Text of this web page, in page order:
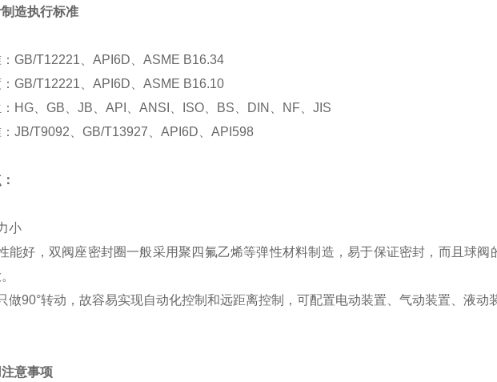
造执行标准
GB/T12221、API6D、ASME B16.34
GB/T12221、API6D、ASME B16.10
HG、GB、JB、API、ANSI、ISO、BS、DIN、NF、JIS
JB/T9092、GB/T13927、API6D、API598
小
能好，双阀座密封圈一般采用聚四氟乙烯等弹性材料制造，易于保证密封，而且球阀
做90°转动，故容易实现自动化控制和远距离控制，可配置电动装置、气动装置、液动
意事项